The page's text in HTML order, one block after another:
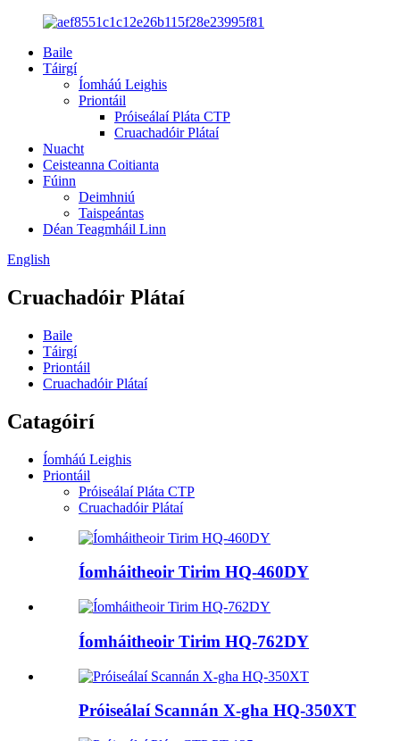
Baile
Táirgí
Íomháú Leighis
Priontáil
Próiseálaí Pláta CTP
Cruachadóir Plátaí
Nuacht
Ceisteanna Coitianta
Fúinn
Deimhniú
Taispeántas
Déan Teagmháil Linn
English
Cruachadóir Plátaí
Baile
Táirgí
Priontáil
Cruachadóir Plátaí
Catagóirí
Íomháú Leighis
Priontáil
Próiseálaí Pláta CTP
Cruachadóir Plátaí
Íomháitheoir Tirim HQ-460DY
Íomháitheoir Tirim HQ-762DY
Próiseálaí Scannán X-gha HQ-350XT